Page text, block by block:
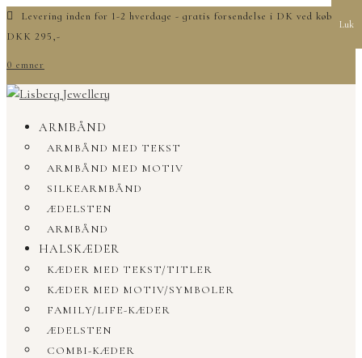
Levering inden for 1-2 hverdage - gratis forsendelse i DK ved køb over
DKK 295,-
0 emner
ARMBÅND
ARMBÅND MED TEKST
ARMBÅND MED MOTIV
SILKEARMBÅND
ÆDELSTEN
ARMBÅND
HALSKÆDER
KÆDER MED TEKST/TITLER
KÆDER MED MOTIV/SYMBOLER
FAMILY/LIFE-KÆDER
ÆDELSTEN
COMBI-KÆDER
Luk